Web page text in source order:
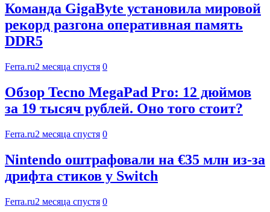
Команда GigaByte установила мировой
рекорд разгона оперативная память
DDR5
Ferra.ru2 месяца спустя 0
Обзор Tecno MegaPad Pro: 12 дюймов
за 19 тысяч рублей. Оно того стоит?
Ferra.ru2 месяца спустя 0
Nintendo оштрафовали на €35 млн из-за
дрифта стиков у Switch
Ferra.ru2 месяца спустя 0